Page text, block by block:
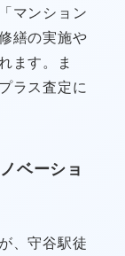
マンション
繕の実施や
ます。ま
ラス査定に
ベーショ
、守谷駅徒